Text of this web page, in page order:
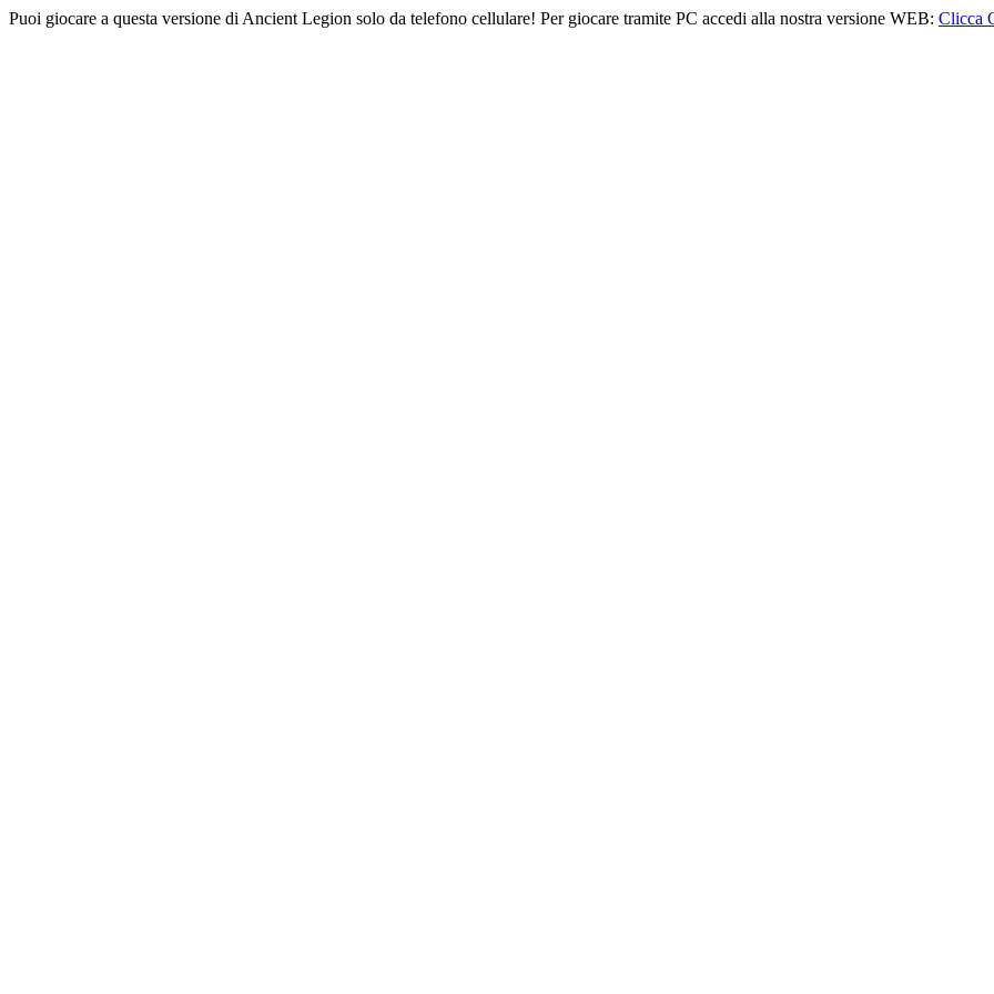
Puoi giocare a questa versione di Ancient Legion solo da telefono cellulare! Per giocare tramite PC accedi alla nostra versione WEB: Clicca